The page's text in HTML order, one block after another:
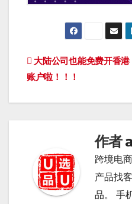
文
章
大陆公司也能免费开香港
账户啦！！！
作者
跨境电
产品找
品。 手